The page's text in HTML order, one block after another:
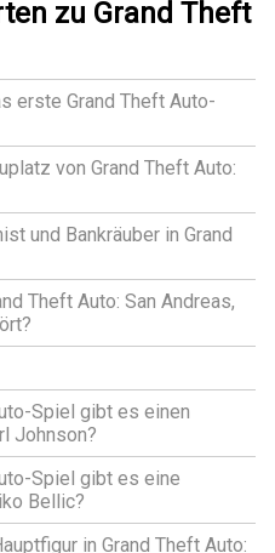
zu Grand Theft
erste Grand Theft Auto-
von Grand Theft Auto:
und Bankräuber in Grand
Theft Auto: San Andreas,
Spiel gibt es einen
Johnson?
Spiel gibt es eine
Bellic?
in Grand Theft Auto: